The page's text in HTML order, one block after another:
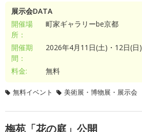
展示会DATA
開催場
所：
町家ギャラリーbe京都
開催期
間：
2026年4月11日(土)・12日(日)
料金: 無料
無料イベント 美術展・博物展・展示会
梅苑「花の庭」公開